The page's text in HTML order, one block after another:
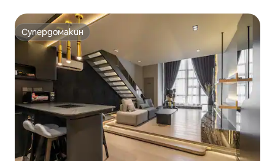
Супердомакин
Супердомакин